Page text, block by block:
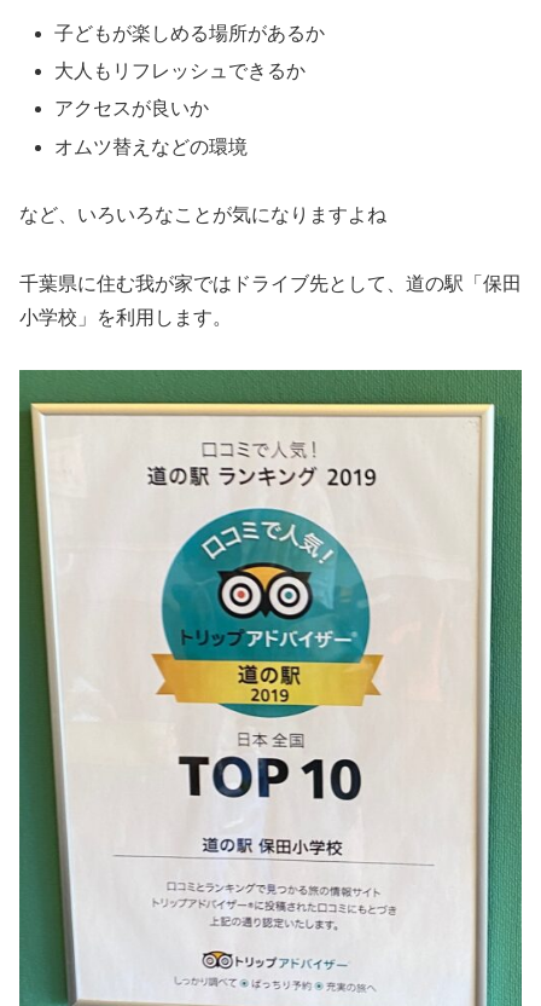
子どもが楽しめる場所があるか
大人もリフレッシュできるか
アクセスが良いか
オムツ替えなどの環境
など、いろいろなことが気になりますよね
千葉県に住む我が家ではドライブ先として、道の駅「保田
小学校」を利用します。